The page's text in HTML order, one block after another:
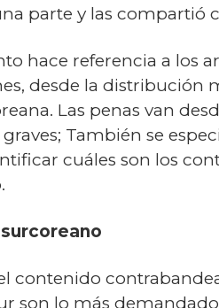
parte y las compartió
hace referencia a los
desde la distribución
Las penas van
También se
cuáles son los
contenido
son lo más